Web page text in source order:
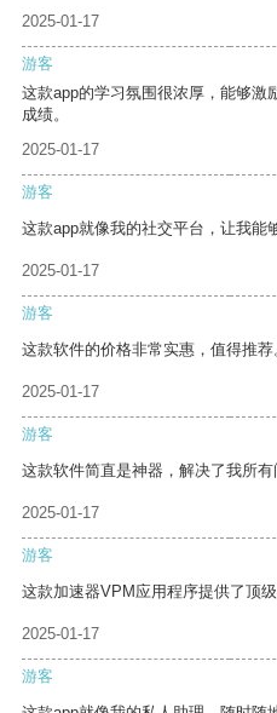
2025-01-17
游客
这款app的学习氛围很浓厚，能够激
成绩。
2025-01-17
游客
这款app就像我的社交平台，让我能
2025-01-17
游客
这款软件的价格非常实惠，值得推荐
2025-01-17
游客
这款软件简直是神器，解决了我所有
2025-01-17
游客
这款加速器VPM应用程序提供了顶
2025-01-17
游客